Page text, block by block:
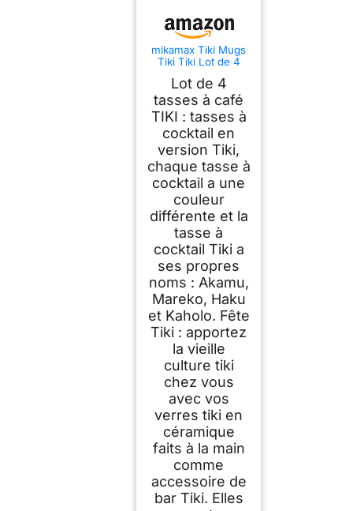
mikamax Tiki Mugs
Tiki Tiki Lot de 4
Gobelets à Cocktail
Verre Cocktail
Accessoires Tiki Bar
Décoration Fête
14cm x 6,5 Ø Tiki
Cocktail Party Party
Lot de 4
tasses à café
TIKI : tasses à
cocktail en
version Tiki,
chaque tasse à
cocktail a une
couleur
différente et la
tasse à
cocktail Tiki a
ses propres
noms : Akamu,
Mareko, Haku
et Kaholo. Fête
Tiki : apportez
la vieille
culture tiki
chez vous
avec vos
verres tiki en
céramique
faits à la main
comme
accessoire de
bar Tiki. Elles